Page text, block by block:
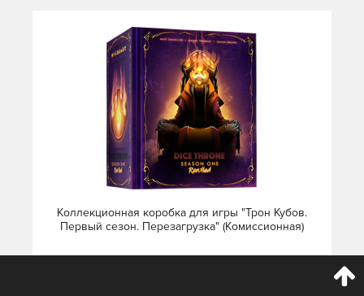
Коллекционная коробка для игры "Трон Кубов.
Первый сезон. Перезагрузка" (Комиссионная)